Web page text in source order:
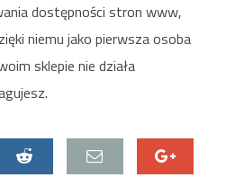
dostępności stron www,
niemu jako pierwsza osoba
sklepie nie działa